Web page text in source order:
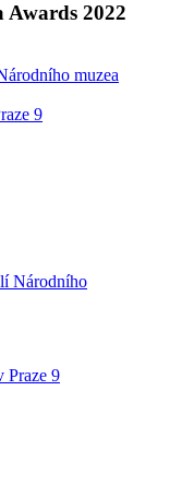
Awards 2022
muzea
9